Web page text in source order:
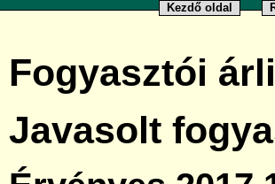
Kezdő oldal
Fogyasztói
Javasolt